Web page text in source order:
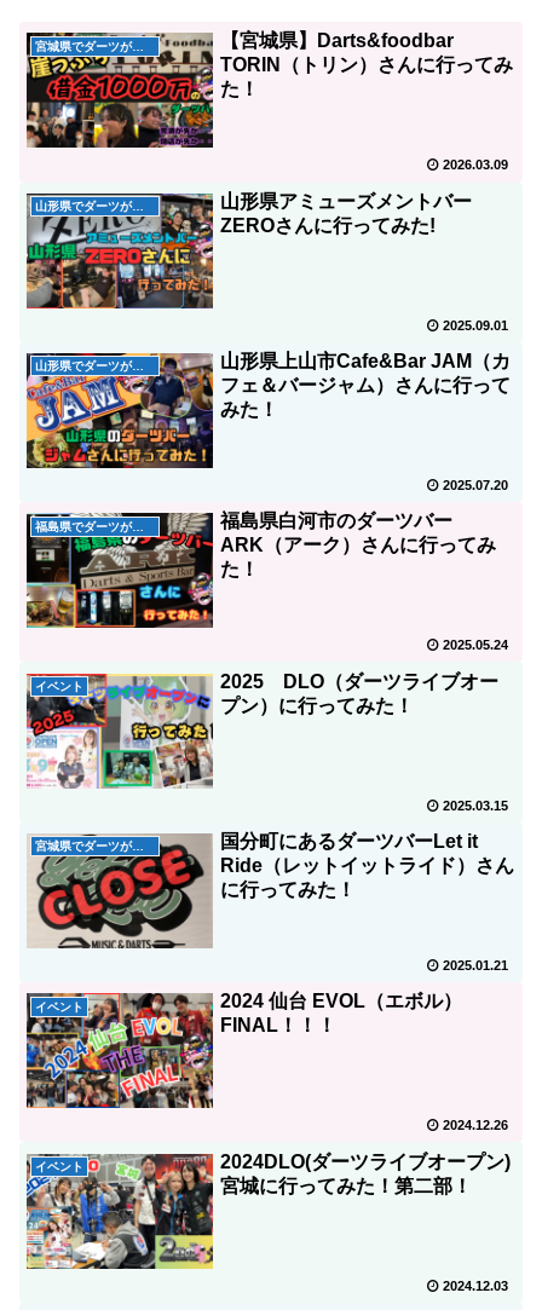
宮城県でダーツが出来るお店
【宮城県】Darts&foodbar
TORIN（トリン）さんに行ってみ
た！
2026.03.09
山形県でダーツができるお店
山形県アミューズメントバー
ZEROさんに行ってみた!
2025.09.01
山形県でダーツができるお店
山形県上山市Cafe&Bar JAM（カ
フェ＆バージャム）さんに行って
みた！
2025.07.20
福島県でダーツが出来るお店
福島県白河市のダーツバー
ARK（アーク）さんに行ってみ
た！
2025.05.24
イベント
2025 DLO（ダーツライブオー
プン）に行ってみた！
2025.03.15
宮城県でダーツが出来るお店
国分町にあるダーツバーLet it
Ride（レットイットライド）さん
に行ってみた！
2025.01.21
イベント
2024 仙台 EVOL（エボル）
FINAL！！！
2024.12.26
イベント
2024DLO(ダーツライブオープン)
宮城に行ってみた！第二部！
2024.12.03